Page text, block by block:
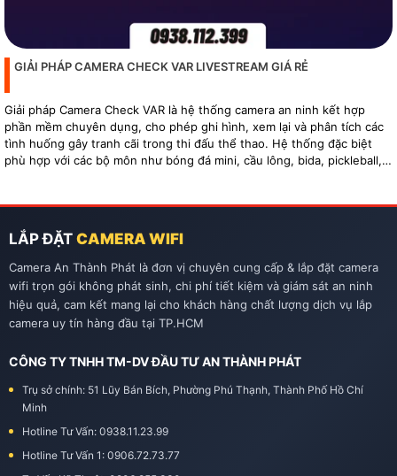
GIẢI PHÁP CAMERA CHECK VAR LIVESTREAM GIÁ RẺ
Giải pháp Camera Check VAR là hệ thống camera an ninh kết hợp
phần mềm chuyên dụng, cho phép ghi hình, xem lại và phân tích các
tình huống gây tranh cãi trong thi đấu thể thao. Hệ thống đặc biệt
phù hợp với các bộ môn như bóng đá mini, cầu lông, bida, pickleball,
LẮP ĐẶT CAMERA WIFI
Camera An Thành Phát là đơn vị chuyên cung cấp & lắp đặt camera
wifi trọn gói không phát sinh, chi phí tiết kiệm và giám sát an ninh
hiệu quả, cam kết mang lại cho khách hàng chất lượng dịch vụ lắp
camera uy tín hàng đầu tại TP.HCM
CÔNG TY TNHH TM-DV ĐẦU TƯ AN THÀNH PHÁT
Trụ sở chính: 51 Lũy Bán Bích, Phường Phú Thạnh, Thành Phố Hồ Chí
Minh
Hotline Tư Vấn: 0938.11.23.99
Hotline Tư Vấn 1: 0906.72.73.77